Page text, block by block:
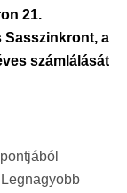
21.
Sasszinkront, a
számlálását